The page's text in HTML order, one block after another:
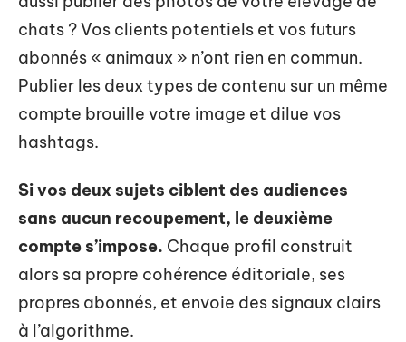
chats ? Vos clients potentiels et vos futurs
abonnés « animaux » n’ont rien en commun.
Publier les deux types de contenu sur un même
compte brouille votre image et dilue vos
hashtags.
Si vos deux sujets ciblent des audiences
sans aucun recoupement, le deuxième
compte s’impose. Chaque profil construit
alors sa propre cohérence éditoriale, ses
propres abonnés, et envoie des signaux clairs
à l’algorithme.